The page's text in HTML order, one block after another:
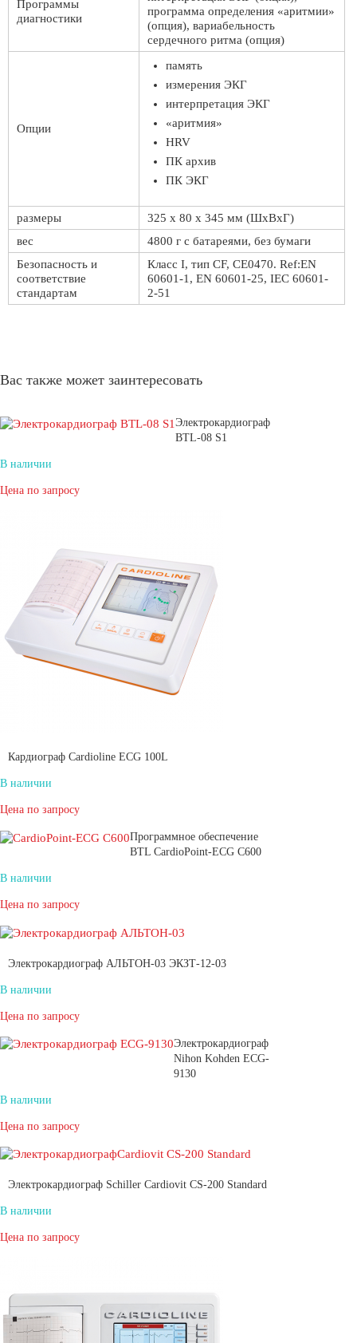
Программы
диагностики
программа определения «аритмии»
(опция), вариабельность
сердечного ритма (опция)
Опции
память
измерения ЭКГ
интерпретация ЭКГ
«аритмия»
HRV
ПК архив
ПК ЭКГ
размеры
325 х 80 х 345 мм (ШxВxГ)
вес
4800 г с батареями, без бумаги
Безопасность и
соответствие
стандартам
Класс I, тип CF, CE0470. Ref:EN
60601-1, EN 60601-25, IEC 60601-
2-51
Вас также может заинтересовать
Электрокардиограф
BTL-08 S1
В наличии
Цена по запросу
Кардиограф Cardioline ECG 100L
В наличии
Цена по запросу
Программное обеспечение
BTL CardioPoint-ECG C600
В наличии
Цена по запросу
Электрокардиограф АЛЬТОН-03 ЭКЗТ-12-03
В наличии
Цена по запросу
Электрокардиограф
Nihon Kohden ECG-
9130
В наличии
Цена по запросу
Электрокардиограф Schiller Cardiovit CS-200 Standard
В наличии
Цена по запросу